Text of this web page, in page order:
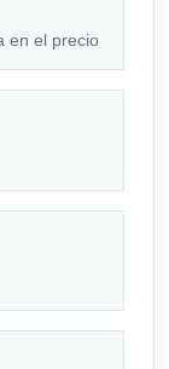
en el precio